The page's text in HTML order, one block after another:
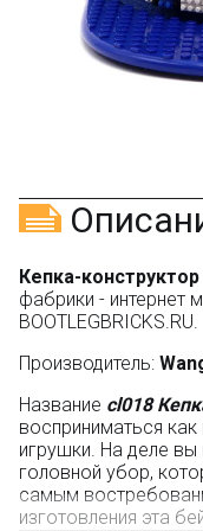
и получите купон
...уже сейчас
Подробные условия
Кепка-
фабрики - интернет
BOOTLEGBRICKS.RU.
Производитель:
Название cl018
восприниматься
игрушки. На деле вы
головной убор,
самым
изготовления эта